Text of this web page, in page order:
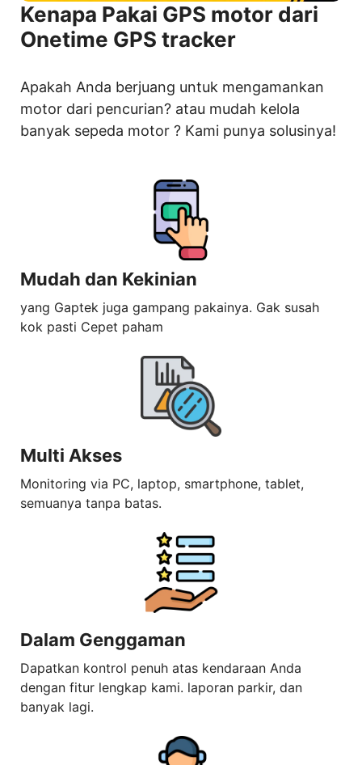
Kenapa Pakai GPS motor dari
Onetime GPS tracker
Apakah Anda berjuang untuk mengamankan
motor dari pencurian? atau mudah kelola
banyak sepeda motor ? Kami punya solusinya!
Mudah dan Kekinian
yang Gaptek juga gampang pakainya. Gak susah
kok pasti Cepet paham
Multi Akses
Monitoring via PC, laptop, smartphone, tablet,
semuanya tanpa batas.
Dalam Genggaman
Dapatkan kontrol penuh atas kendaraan Anda
dengan fitur lengkap kami. laporan parkir, dan
banyak lagi.